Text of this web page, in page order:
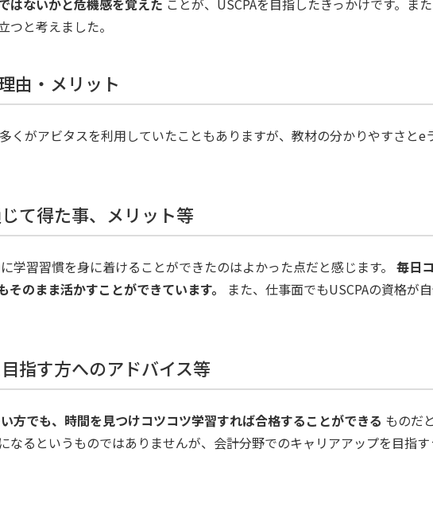
はないかと危機感を覚えた ことが、USCPAを目指したきっかけです。ま
つと考えました。
由・メリット
くがアビタスを利用していたこともありますが、教材の分かりやすさと
て得た事、メリット等
学習習慣を身に着けることができたのはよかった点だと感じます。 毎日
そのまま活かすことができています。
また、仕事面でもUSCPAの資格が
指す方へのアドバイス等
方でも、時間を見つけコツコツ学習すれば合格することができる ものだ
なるというものではありませんが、会計分野でのキャリアアップを目指